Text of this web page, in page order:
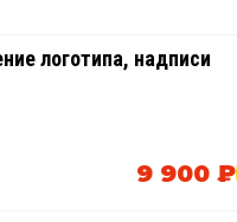
логотипа, надписи
9 900 ₽